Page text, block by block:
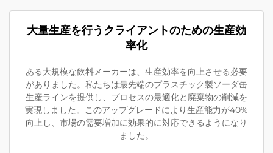
大量生産を行うクライアントのための生産効
率化
ある大規模な飲料メーカーは、生産効率を向上させる必要
がありました。私たちは最先端のプラスチック製ソーダ缶
生産ラインを提供し、プロセスの最適化と廃棄物の削減を
実現しました。このアップグレードにより生産能力が40%
向上し、市場の需要増加に効果的に対応できるようになり
ました。